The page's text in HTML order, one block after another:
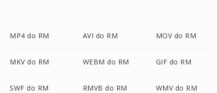
MP4 do RM AVI do RM MOV do RM
MKV do RM WEBM do RM GIF do RM
SWF do RM RMVB do RM WMV do RM